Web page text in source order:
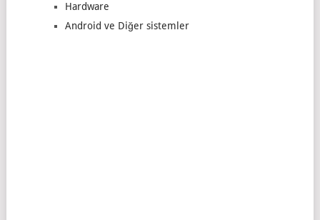
Hardware
Android ve Diğer sistemler